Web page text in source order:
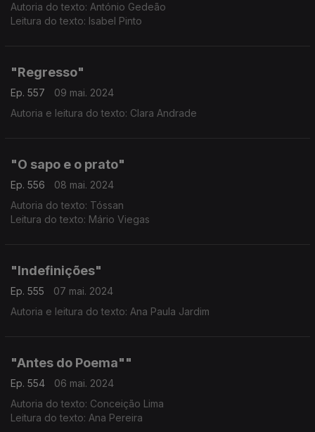
Autoria do texto: António Gedeão
Leitura do texto: Isabel Pinto
"Regresso"
Ep. 557
09 mai. 2024
Autoria e leitura do texto: Clara Andrade
"O sapo e o prato"
Ep. 556
08 mai. 2024
Autoria do texto: Tóssan
Leitura do texto: Mário Viegas
"Indefinições"
Ep. 555
07 mai. 2024
Autoria e leitura do texto: Ana Paula Jardim
"Antes do Poema""
Ep. 554
06 mai. 2024
Autoria do texto: Conceição Lima
Leitura do texto: Ana Pereira